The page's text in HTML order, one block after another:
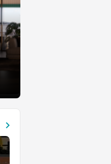
chevron_right